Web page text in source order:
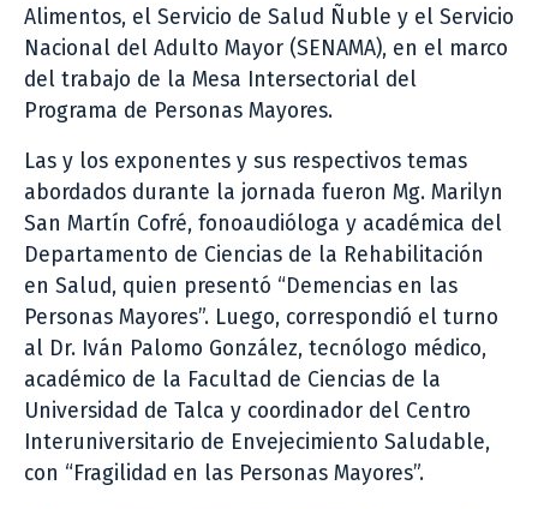
Alimentos, el Servicio de Salud Ñuble y el Servicio
Nacional del Adulto Mayor (SENAMA), en el marco
del trabajo de la Mesa Intersectorial del
Programa de Personas Mayores.
Las y los exponentes y sus respectivos temas
abordados durante la jornada fueron Mg. Marilyn
San Martín Cofré, fonoaudióloga y académica del
Departamento de Ciencias de la Rehabilitación
en Salud, quien presentó “Demencias en las
Personas Mayores”. Luego, correspondió el turno
al Dr. Iván Palomo González, tecnólogo médico,
académico de la Facultad de Ciencias de la
Universidad de Talca y coordinador del Centro
Interuniversitario de Envejecimiento Saludable,
con “Fragilidad en las Personas Mayores”.